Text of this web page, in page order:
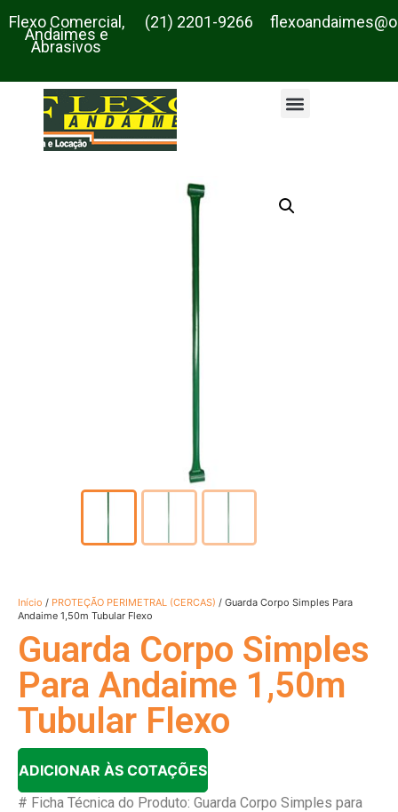
Flexo Comercial,
Andaimes e
Abrasivos
(21) 2201-9266
Início / PROTEÇÃO PERIMETRAL (CERCAS) / Guarda Corpo Simples Para
Andaime 1,50m Tubular Flexo
Guarda Corpo Simples
Para Andaime 1,50m
Tubular Flexo
ADICIONAR ÀS COTAÇÕES
# Ficha Técnica do Produto: Guarda Corpo Simples para